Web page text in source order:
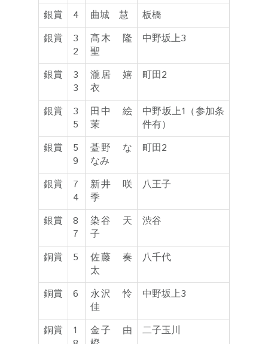
銀賞 4 曲城 慧
板橋
銀賞
3
2
髙木 隆
聖
中野坂上3
銀賞
3
3
瀧居 嬉
衣
町田2
銀賞
3
5
田中 絵
茉
中野坂上1（参加条
件有）
銀賞
5
9
䑓野 な
なみ
町田2
銀賞
7
4
新井 咲
季
八王子
銀賞
8
7
染谷 天
子
渋谷
銅賞 5
佐藤 奏
太
八千代
銅賞 6
永沢 怜
佳
中野坂上3
銅賞
1
金子 由
二子玉川